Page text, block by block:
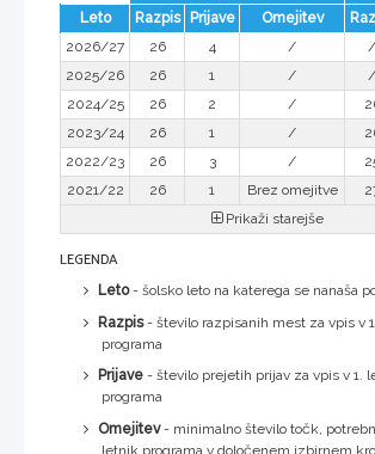
Leto
Razpis Prijave Omejitev
2026/27
26 4 / /
2025/26
26 1 / /
2024/25
26 2 /
2023/24
26 1 /
2022/23
26 3 /
2021/22
26 1 Brez omejitve
Prikaži starejše
LEGENDA
Leto- šolsko leto na katerega se nanaša
Razpis- število razpisanih mest za vpis v
programa
Prijave - število prejetih prijav za vpis v 1.
programa
Omejitev- minimalno število točk,
letnik programa v določenem izbirnem